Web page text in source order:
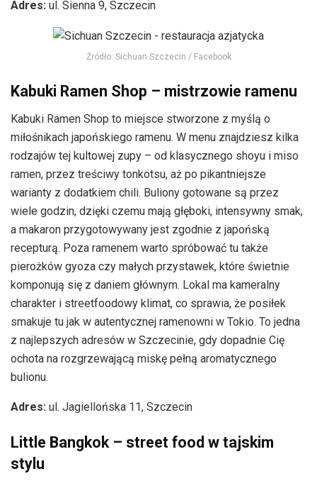
Adres: ul. Sienna 9, Szczecin
Źródło: Sichuan Szczecin / Facebook
Kabuki Ramen Shop – mistrzowie ramenu
Kabuki Ramen Shop to miejsce stworzone z myślą o
miłośnikach japońskiego ramenu. W menu znajdziesz kilka
rodzajów tej kultowej zupy – od klasycznego shoyu i miso
ramen, przez treściwy tonkotsu, aż po pikantniejsze
warianty z dodatkiem chili. Buliony gotowane są przez
wiele godzin, dzięki czemu mają głęboki, intensywny smak,
a makaron przygotowywany jest zgodnie z japońską
recepturą. Poza ramenem warto spróbować tu także
pierożków gyoza czy małych przystawek, które świetnie
komponują się z daniem głównym. Lokal ma kameralny
charakter i streetfoodowy klimat, co sprawia, że posiłek
smakuje tu jak w autentycznej ramenowni w Tokio. To jedna
z najlepszych adresów w Szczecinie, gdy dopadnie Cię
ochota na rozgrzewającą miskę pełną aromatycznego
bulionu.
Adres: ul. Jagiellońska 11, Szczecin
Little Bangkok – street food w tajskim
stylu